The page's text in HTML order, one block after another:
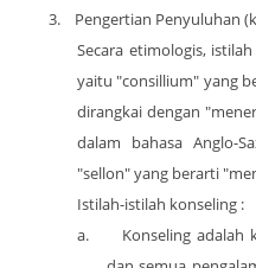
3.
Pengertian Penyuluhan
Secara etimologis,
yaitu "consillium" yang
dirangkai dengan
dalam bahasa Anglo-
"sellon" yang berarti
Istilah-istilah konseling :
a.
Konseling adalah